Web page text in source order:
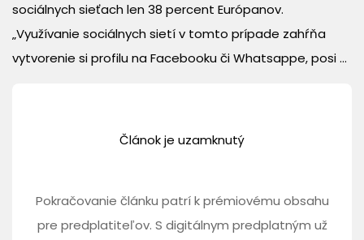
sociálnych sieťach len 38 percent Európanov.
„Využívanie sociálnych sietí v tomto prípade zahŕňa
vytvorenie si profilu na Facebooku či Whatsappe, posi ...
Článok je uzamknutý
Pokračovanie článku patrí k prémiovému obsahu
pre predplatiteľov. S digitálnym predplatným už